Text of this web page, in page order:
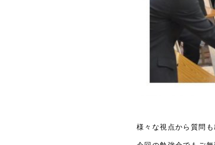
様々な視点から質問